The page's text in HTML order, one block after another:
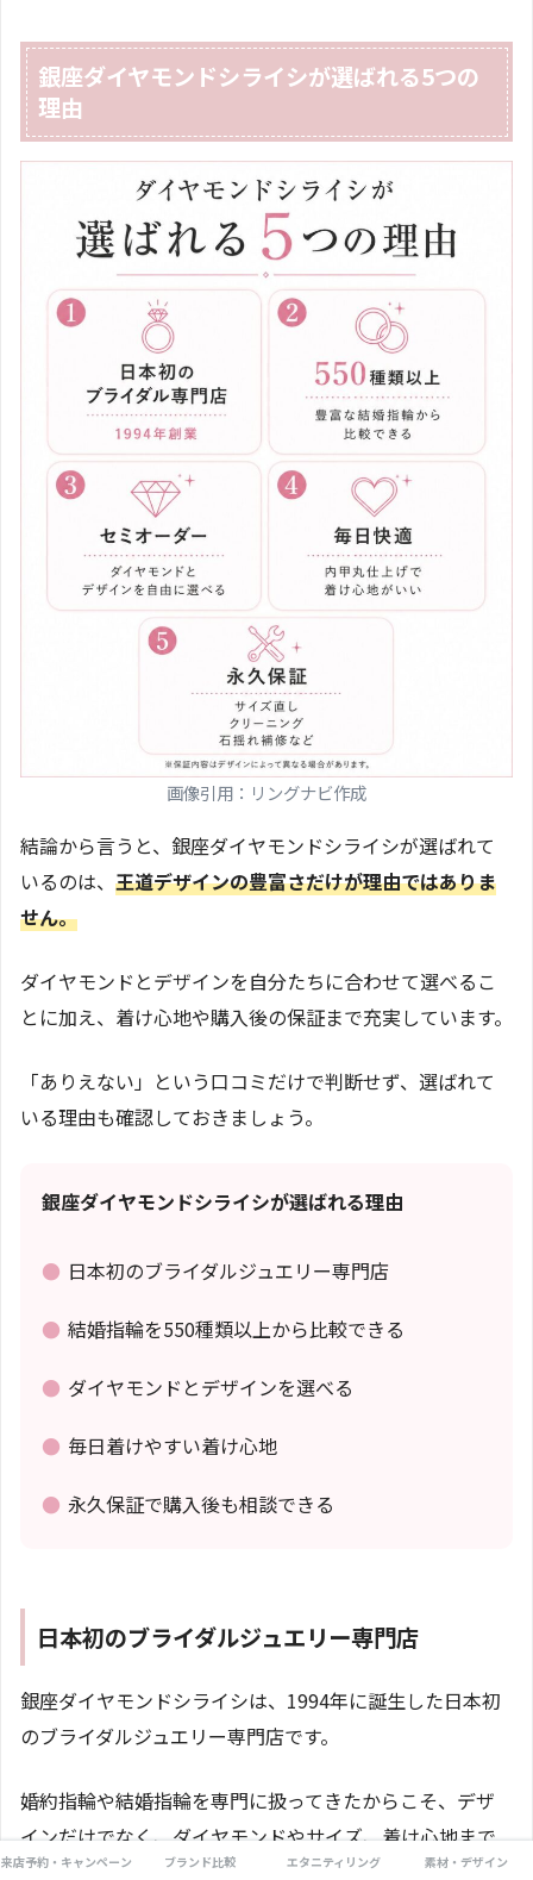
銀座ダイヤモンドシライシが選ばれる5つの
理由
画像引用：リングナビ作成
結論から言うと、銀座ダイヤモンドシライシが選ばれて
いるのは、 王道デザインの豊富さだけが理由ではありま
せん。
ダイヤモンドとデザインを自分たちに合わせて選べるこ
とに加え、着け心地や購入後の保証まで充実しています。
「ありえない」という口コミだけで判断せず、選ばれて
いる理由も確認しておきましょう。
銀座ダイヤモンドシライシが選ばれる理由
● 日本初のブライダルジュエリー専門店
● 結婚指輪を550種類以上から比較できる
● ダイヤモンドとデザインを選べる
● 毎日着けやすい着け心地
● 永久保証で購入後も相談できる
日本初のブライダルジュエリー専門店
銀座ダイヤモンドシライシは、1994年に誕生した日本初
のブライダルジュエリー専門店です。
婚約指輪や結婚指輪を専門に扱ってきたからこそ、デザ
インだけでなく、ダイヤモンドやサイズ、着け心地まで
相談できます。
来店予約・キャンペーン ブランド比較 エタニティリング 素材・デザイン